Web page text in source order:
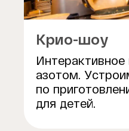
Крио-шоу
азотом.
по
для детей.